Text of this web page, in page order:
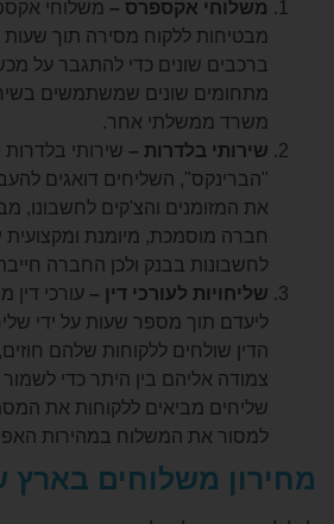
משלוחי אקספרס – משלוחי
מבטיחות ללקוח מסירה תוך שעות
ברכבים שונים כדי להתגבר על
מתחומים שונים שמשתמשים
משרד ממשלתי אחר.
שירותי בלדרות – שירותי
"הברינקס", השליחים דואגים
את המזומנים והצ'קים לחשבונו,
חברה מוסמכת, מיומנת ומקצועית
לחשבונות בבנק ולכן החברה
שליחויות לעורכי דין – עורכי
ליעדם תוך מספר שעות על ידי
הדין שולחים ללקוחות שלהם
צמודה אליהם בין היתר כדי
שליחים מביאים ללקוחות את
למסור את המשלוח במהירות
מחירון משלוחים בארץ